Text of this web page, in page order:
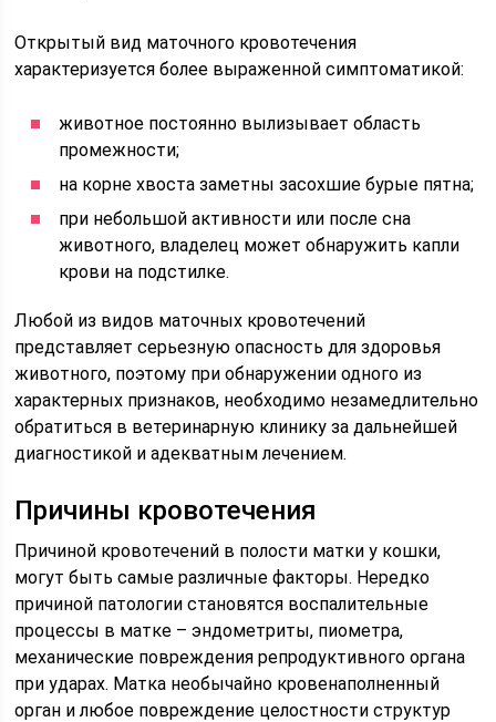
Открытый вид маточного кровотечения
характеризуется более выраженной симптоматикой:
животное постоянно вылизывает область
промежности;
на корне хвоста заметны засохшие бурые пятна;
при небольшой активности или после сна
животного, владелец может обнаружить капли
крови на подстилке.
Любой из видов маточных кровотечений
представляет серьезную опасность для здоровья
животного, поэтому при обнаружении одного из
характерных признаков, необходимо незамедлительно
обратиться в ветеринарную клинику за дальнейшей
диагностикой и адекватным лечением.
Причины кровотечения
Причиной кровотечений в полости матки у кошки,
могут быть самые различные факторы. Нередко
причиной патологии становятся воспалительные
процессы в матке – эндометриты, пиометра,
механические повреждения репродуктивного органа
при ударах. Матка необычайно кровенаполненный
орган и любое повреждение целостности структур